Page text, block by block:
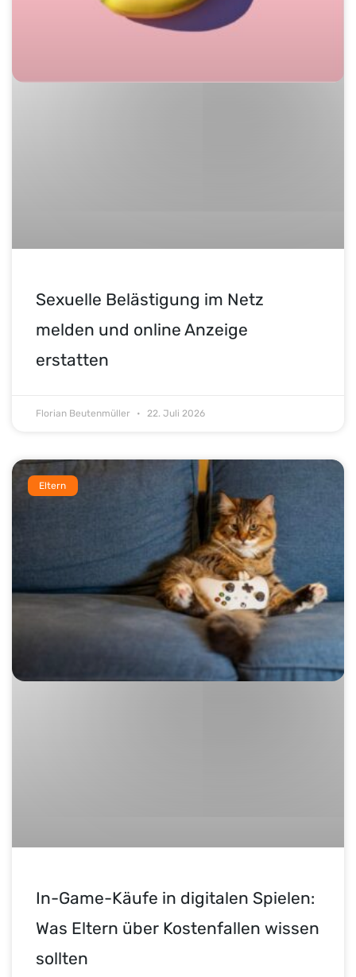
Sexuelle Belästigung im Netz
melden und online Anzeige
erstatten
Florian Beutenmüller 22. Juli 2026
Eltern
In-Game-Käufe in digitalen Spielen:
Was Eltern über Kostenfallen wissen
sollten